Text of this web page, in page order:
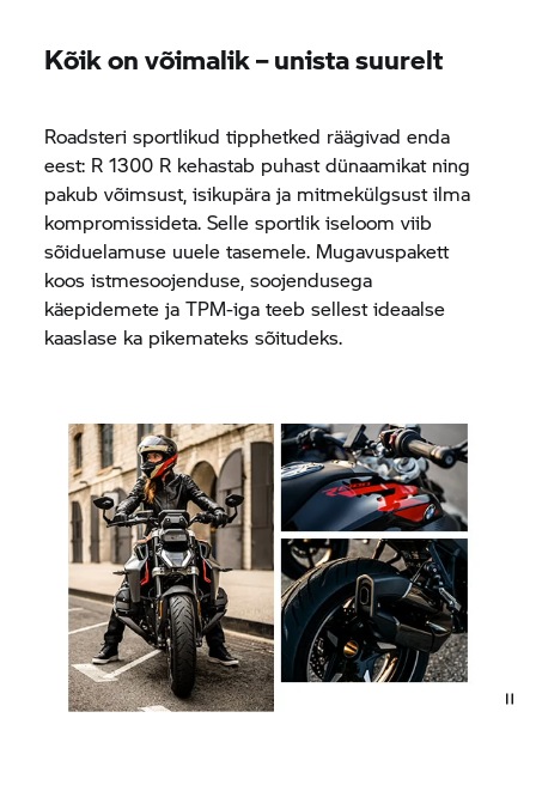
Kõik on võimalik – unista suurelt
Roadsteri sportlikud tipphetked räägivad enda
eest: R 1300 R kehastab puhast dünaamikat ning
pakub võimsust, isikupära ja mitmekülgsust ilma
kompromissideta. Selle sportlik iseloom viib
sõiduelamuse uuele tasemele. Mugavuspakett
koos istmesoojenduse, soojendusega
käepidemete ja TPM-iga teeb sellest ideaalse
kaaslase ka pikemateks sõitudeks.